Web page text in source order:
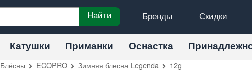
Бренды Скидки
Найти
Катушки Приманки Оснастка
Блёсны ECOPRO Зимняя блесна Legenda 12g